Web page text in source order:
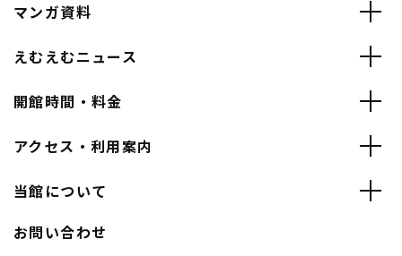
マンガ資料
えむえむニュース
開館時間・料金
アクセス・利用案内
当館について
お問い合わせ